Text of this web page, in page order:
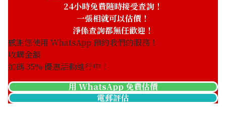
收購日期: 2025年10月
參考回收價
HKD 42,116.94
收購日期: 2022年8月
24小時免費隨時接受查詢！
一張相就可以估價！
淨係查詢都無任歡迎！
感謝您使用 WhatsApp 預約我們的服務！
收購金額
加碼35% 優惠活動進行中！
用 WhatsApp 免費估價
電郵評估